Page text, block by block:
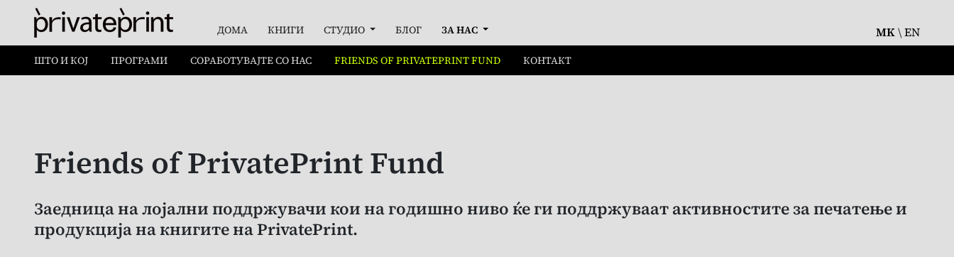
ДОМА КНИГИ СТУДИО БЛОГ ЗА НАС
ШТО И КОЈ ПРОГРАМИ СОРАБОТУВАЈТЕ СО НАС FRIENDS OF PRIVATEPRINT FUND КОНТАКТ
MK\EN
СТАНЕТЕ НАШ ПРИЈАТЕЛ
Friends of PrivatePrint Fund
Заедница на лојални поддржувачи кои на годишно ниво ќе ги поддржуваат активностите за печатење и
продукција на книгите на PrivatePrint.